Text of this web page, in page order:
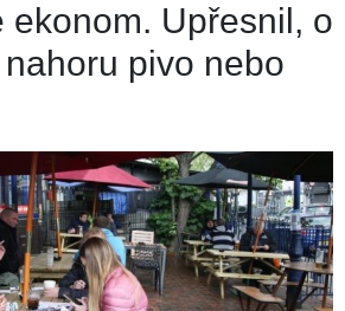
ekonom. Upřesnil, o
pivo nebo